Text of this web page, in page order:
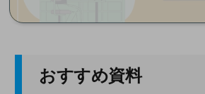
おすすめ資料